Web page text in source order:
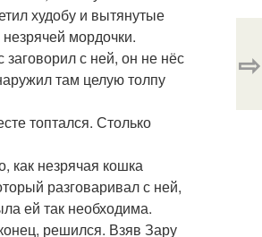
худобу и вытянутые
мордочки.
с ней, он не нёс
там целую толпу
топтался. Столько
как незрячая кошка
разговаривал с ней,
ей так необходима.
решился. Взяв Зару
⇨